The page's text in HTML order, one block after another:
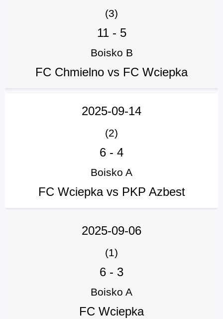
(3)
11- 5
Boisko B
FC Chmielno vs FC Wciepka
2025-09-14
(2)
6 - 4
Boisko A
FC Wciepka vs PKP Azbest
2025-09-06
(1)
6 - 3
Boisko A
FC Wciepka